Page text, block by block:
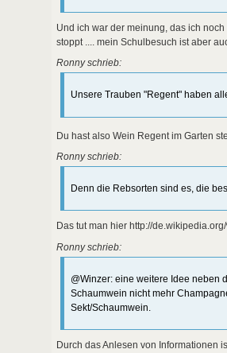
Und ich war der meinung, das ich
stoppt .... mein Schulbesuch ist aber
Ronny schrieb:
Unsere Trauben "Regent" haben
Du hast also Wein Regent im Garten
Ronny schrieb:
Denn die Rebsorten sind es, die
Das tut man hier http://
Ronny schrieb:
@Winzer: eine weitere Idee neben
Schaumwein nicht mehr
Sekt/Schaumwein.
Durch das Anlesen von Informationen